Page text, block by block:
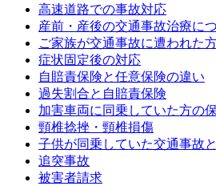
高速道路での事故対応
産前・産後の交通事故治療に
ご家族が交通事故に遭われた
症状固定後の対応
自賠責保険と任意保険の違い
過失割合と自賠責保険
加害車両に同乗していた方の
頸椎捻挫・頸椎損傷
子供が同乗していた交通事故
追突事故
被害者請求